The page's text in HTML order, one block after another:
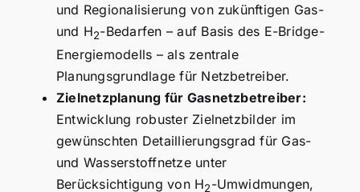
und Regionalisierung von zukünftigen Gas-
und H2-Bedarfen – auf Basis des E-Bridge-
Energiemodells – als zentrale
Planungsgrundlage für Netzbetreiber.
Zielnetzplanung für Gasnetzbetreiber:
Entwicklung robuster Zielnetzbilder im
gewünschten Detaillierungsgrad für Gas-
und Wasserstoffnetze unter
Berücksichtigung von H2-Umwidmungen,